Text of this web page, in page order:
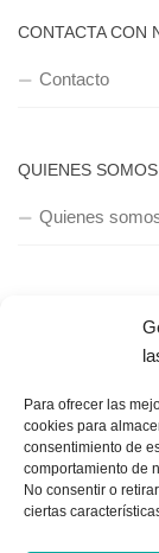
Para ofrecer las
cookies para
consentimiento de
comportamiento de
No consentir o
ciertas
CONTACTA CON
Contacto
QUIENES SOMOS
Quienes
Política de